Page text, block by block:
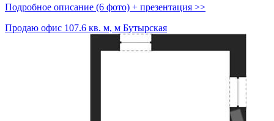
Подробное описание (6 фото) + презентация >>
Продаю офис 107.6 кв. м, м Бутырская